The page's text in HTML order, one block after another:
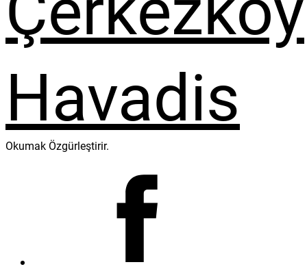
Okumak Özgürleştirir.